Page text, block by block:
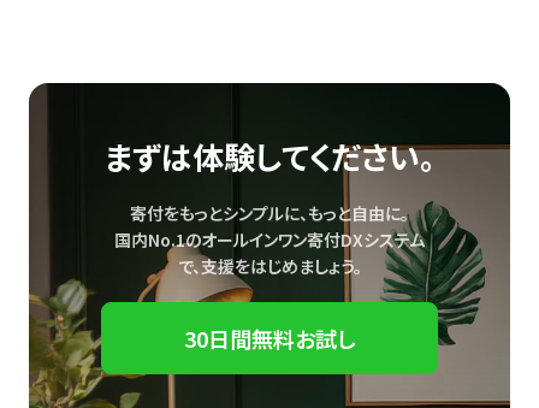
まずは体験してください。
寄付をもっとシンプルに、もっと自由に。
国内No.1のオールインワン寄付DXシステム
で、支援をはじめましょう。
30日間無料お試し